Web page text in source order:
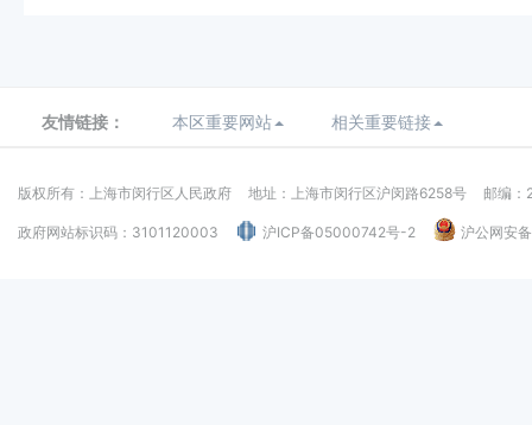
友情链接： 本区重要网站 相关重要链接
版权所有：上海市闵行区人民政府 地址：上海市闵行区沪闵路6258号 邮编：
政府网站标识码：3101120003 沪ICP备05000742号-2 沪公网安